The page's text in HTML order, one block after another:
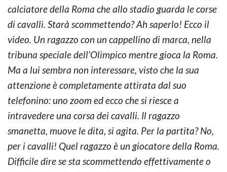
calciatore della Roma che allo stadio guarda le corse
di cavalli. Starà scommettendo? Ah saperlo! Ecco il
video. Un ragazzo con un cappellino di marca, nella
tribuna speciale dell’Olimpico mentre gioca la Roma.
Ma a lui sembra non interessare, visto che la sua
attenzione è completamente attirata dal suo
telefonino: uno zoom ed ecco che si riesce a
intravedere una corsa dei cavalli. Il ragazzo
smanetta, muove le dita, si agita. Per la partita? No,
per i cavalli! Quel ragazzo è un giocatore della Roma.
Difficile dire se sta scommettendo effettivamente o